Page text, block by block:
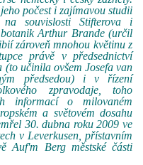
počest i zajímavou studii
souvislosti Stifterova i
Arthur Brande (určil
zároveň mnohou květinu z
právě v předsednictví
(to učinila ovšem Josefa van
předsedou) i v řízení
zpravodaje, toho
informací o milovaném
a světovém dosahu
30. dubna roku 2009 ve
v Leverkusen, přístavním
Auf'm Berg městské části